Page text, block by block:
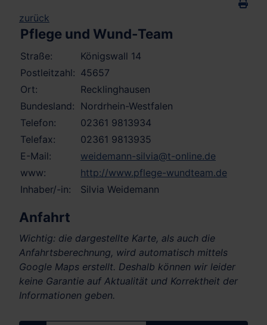
zurück
Pflege und Wund-Team
Straße:
Königswall 14
Postleitzahl: 45657
Ort:
Recklinghausen
Bundesland: Nordrhein-Westfalen
Telefon:
02361 9813934
Telefax:
02361 9813935
E-Mail:
weidemann-silvia@t-online.de
www:
http://www.pflege-wundteam.de
Inhaber/-in:
Silvia Weidemann
Anfahrt
Wichtig: die dargestellte Karte, als auch die
Anfahrtsberechnung, wird automatisch mittels
Google Maps erstellt. Deshalb können wir leider
keine Garantie auf Aktualität und Korrektheit der
Informationen geben.